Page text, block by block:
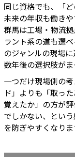
同じ資格でも、「
未来の年収も働きや
群馬は工場・物流
ラント系の道も選
のジャンルの現場
数年後の選択肢がま
一つだけ現場側の
ド」よりも「取っ
覚えたか」の方が
でしかない、とい
を防ぎやすくなりま